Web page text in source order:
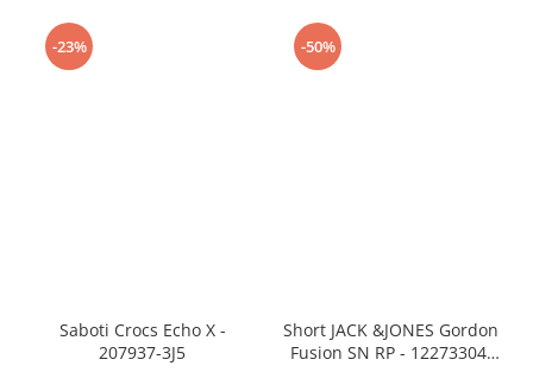
-23%
Saboti Crocs Echo X -
207937-3J5
-50%
Short JACK &JONES Gordon
Fusion SN RP - 12273304-